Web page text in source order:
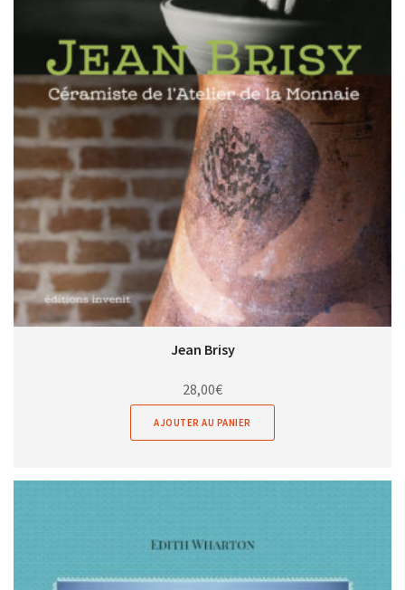
Jean Brisy
28,00€
AJOUTER AU PANIER